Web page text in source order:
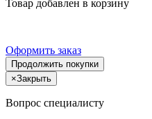
Товар добавлен в корзину
Оформить заказ
Продолжить покупки
×Закрыть
Вопрос специалисту